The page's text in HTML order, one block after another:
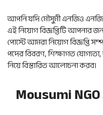
আপনি যদি মৌসুমী এনজিও
এই নিয়োগ বিজ্ঞপ্তিটি আপনার
পোস্টে আমরা নিয়োগ বিজ্ঞপ্তি
পদের বিবরণ, শিক্ষাগত
নিয়ে বিস্তারিত আলোচনা করব।
Mousumi